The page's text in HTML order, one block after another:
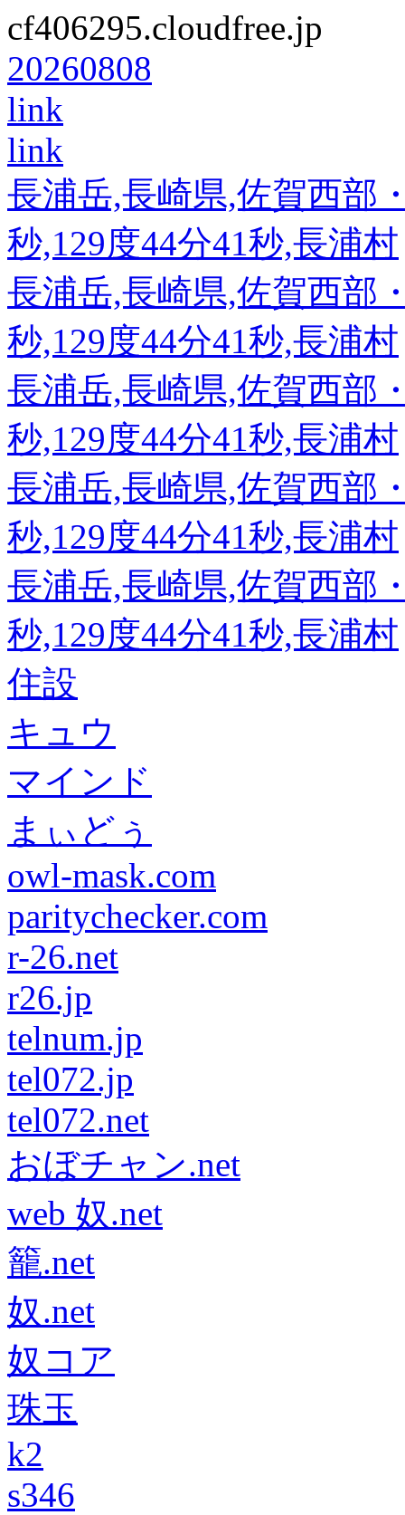
cf406295.cloudfree.jp
20260808
link
link
長浦岳,長崎県,佐賀西部
秒,129度44分41秒,長浦村
長浦岳,長崎県,佐賀西部
秒,129度44分41秒,長浦村
長浦岳,長崎県,佐賀西部
秒,129度44分41秒,長浦村
長浦岳,長崎県,佐賀西部
秒,129度44分41秒,長浦村
長浦岳,長崎県,佐賀西部
秒,129度44分41秒,長浦村
住設
キュウ
マインド
まぃどぅ
owl-mask.com
paritychecker.com
r-26.net
r26.jp
telnum.jp
tel072.jp
tel072.net
おぼチャン.net
web 奴.net
籠.net
奴.net
奴コア
珠玉
k2
s346